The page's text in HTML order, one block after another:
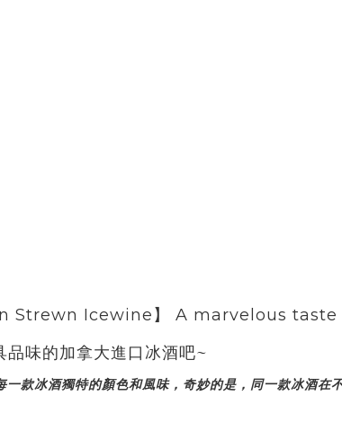
味的加拿大進口冰酒吧~
款冰酒獨特的顏色和風味，奇妙的是，同一款冰酒